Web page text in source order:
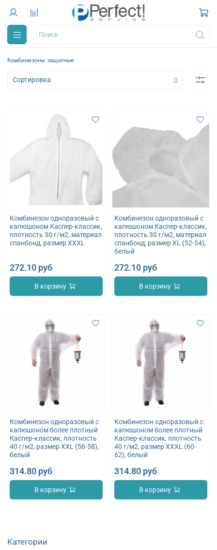
Комбинезоны защитные
Комбинезон одноразовый с
капюшоном Каспер-классик,
плотность 30 г/м2, материал
спанбонд, размер XXXL
272.10 руб
В корзину
Комбинезон одноразовый с
капюшоном Каспер-классик,
плотность 30 г/м2, материал
спанбонд, размер XL (52-54),
белый
272.10 руб
В корзину
Комбинезон одноразовый с
капюшоном более плотный
Каспер-классик, плотность
40 г/м2, размер XXL (56-58),
белый
314.80 руб
В корзину
Комбинезон одноразовый с
капюшоном более плотный
Каспер-классик, плотность
40 г/м2, размер XXXL (60-
62), белый
314.80 руб
В корзину
Категории